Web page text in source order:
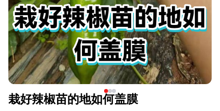
栽好辣椒苗的地如何盖膜